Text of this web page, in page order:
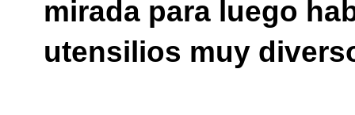
mirada para luego
utensilios muy